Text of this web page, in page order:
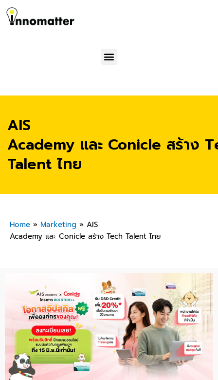
Menu
AIS
Academy และ Conicle สร้าง
Talent ไทย
Home » Marketing » AIS
Academy และ Conicle สร้าง Tech Talent ไทย